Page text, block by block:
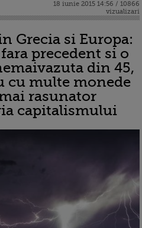
18 iunie 2015 14:56 / 10866
vizualizari
Grecia si Europa:
precedent si o
din 45,
cu multe monede
rasunator
capitalismului